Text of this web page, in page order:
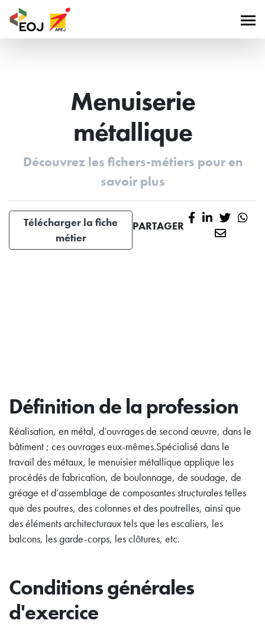
Menuiserie
métallique
Découvrez les fichers-métiers pour en
savoir plus
Télécharger la fiche
métier
PARTAGER
Définition de la profession
Réalisation, en métal, d’ouvrages de second œuvre, dans le
bâtiment ; ces ouvrages eux-mêmes.Spécialisé dans le
travail des métaux, le menuisier métallique applique les
procédés de fabrication, de boulonnage, de soudage, de
gréage et d’assemblage de composantes structurales telles
que des poutres, des colonnes et des poutrelles, ainsi que
des éléments architecturaux tels que les escaliers, les
balcons, les garde-corps, les clôtures, etc.
Conditions générales
d'exercice